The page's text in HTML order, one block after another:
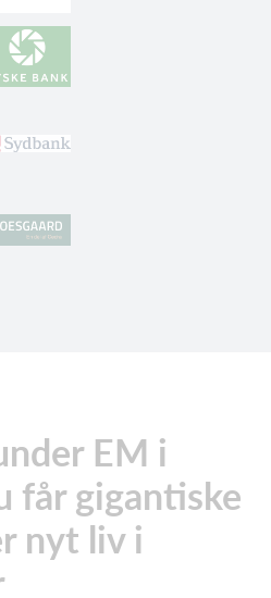
EM i
får gigantiske
nyt liv i